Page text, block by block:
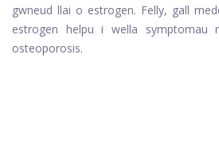
gwneud llai o estrogen. Felly, gall
estrogen helpu i wella symptomau
osteoporosis.